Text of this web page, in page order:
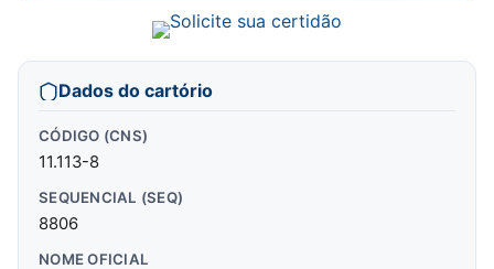
Dados do cartório
CÓDIGO (CNS)
11.113-8
SEQUENCIAL (SEQ)
8806
NOME OFICIAL